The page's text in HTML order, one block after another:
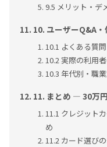
9.5 メリット・デ
10. ユーザーQ&A
10.1 よくある質
10.2 実際の利用
10.3 年代別・職
11. まとめ ― 30万
11.1 クレジット
め
11.2 カード選び